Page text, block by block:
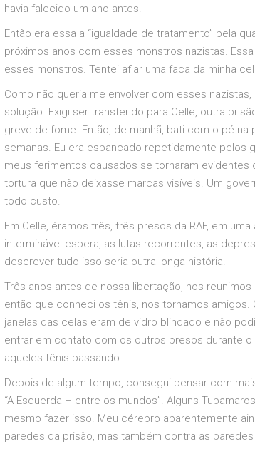
havia falecido um ano antes.
Então era essa a “igualdade de tratamento” pela
próximos anos com esses monstros nazistas.
esses monstros. Tentei afiar uma faca da minha
Como não queria me envolver com esses
solução. Exigi ser transferido para Celle, outra
greve de fome. Então, de manhã, bati com o pé
semanas. Eu era espancado repetidamente pelos
meus ferimentos causados se tornaram
tortura que não deixasse marcas visíveis. Um
todo custo.
Em Celle, éramos três, três presos da RAF, em
interminável espera, as lutas recorrentes, as
descrever tudo isso seria outra longa história.
Três anos antes de nossa libertação, nos
então que conheci os tênis, nos tornamos
janelas das celas eram de vidro blindado e não
entrar em contato com os outros presos durante o
aqueles tênis passando.
Depois de algum tempo, consegui pensar com
“A Esquerda – entre os mundos”. Alguns
mesmo fazer isso. Meu cérebro aparentemente
paredes da prisão, mas também contra as